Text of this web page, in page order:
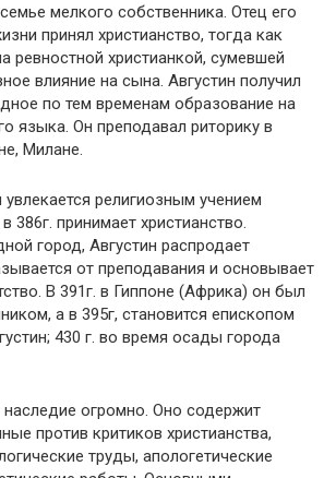
мелкого собственника. Отец его
принял христианство, тогда как
ревностной христианкой, сумевшей
влияние на сына. Августин получил
по тем временам образование на
языка. Он преподавал риторику в
Милане.
религиозным учением
386г. принимает христианство.
город, Августин распродает
от преподавания и основывает
В 391г. в Гиппоне (Африка) он был
а в 395г, становится епископом
430 г. во время осады города
наследие огромно. Оно содержит
против критиков христианства,
труды, апологетические